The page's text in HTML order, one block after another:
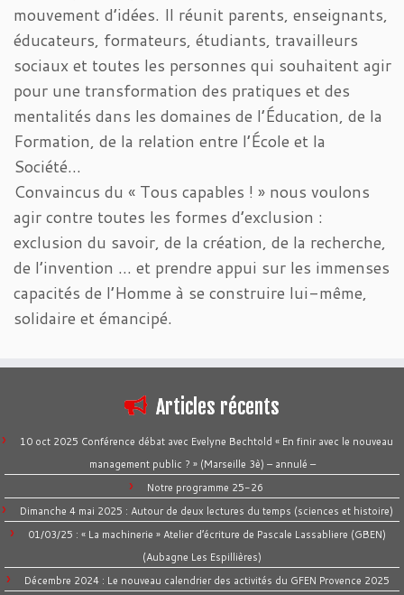
mouvement d’idées. Il réunit parents, enseignants,
éducateurs, formateurs, étudiants, travailleurs
sociaux et toutes les personnes qui souhaitent agir
pour une transformation des pratiques et des
mentalités dans les domaines de l’Éducation, de la
Formation, de la relation entre l’École et la
Société…
Convaincus du « Tous capables ! » nous voulons
agir contre toutes les formes d’exclusion :
exclusion du savoir, de la création, de la recherche,
de l’invention … et prendre appui sur les immenses
capacités de l’Homme à se construire lui-même,
solidaire et émancipé.
Articles récents
10 oct 2025 Conférence débat avec Evelyne Bechtold « En finir avec le nouveau
management public ? » (Marseille 3è) – annulé –
Notre programme 25-26
Dimanche 4 mai 2025 : Autour de deux lectures du temps (sciences et histoire)
01/03/25 : « La machinerie » Atelier d’écriture de Pascale Lassabliere (GBEN)
(Aubagne Les Espillières)
Décembre 2024 : Le nouveau calendrier des activités du GFEN Provence 2025